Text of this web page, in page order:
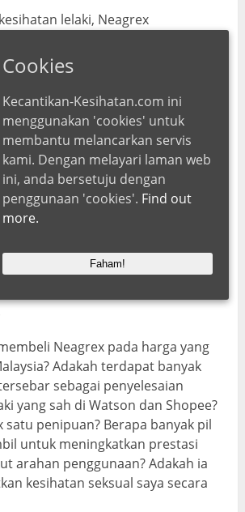
lelaki, Neagrex
testosteron pada lelaki
meningkatkan kesihatan
sebabnya mengapa mereka
pengambilan pil Neagrex
mereka. Pada pendapat mereka,
dalam memberikan ereksi yang
Terdapat data yang mencukupi
bahawa Neagrex adalah salah
peningkatan lelaki yang paling
Malaysia. Preskripsi doktor tidak
Neagrex ialah suplemen
benar selamat untuk
dan tidak menyebabkan kesan
yang tidak
Neagrex pada harga yang
Adakah terdapat banyak
sebagai penyelesaian
yang sah di Watson dan Shopee?
satu penipuan? Berapa banyak pil
untuk meningkatkan prestasi
arahan penggunaan? Adakah ia
kesihatan seksual saya secara
Cookies
Kecantikan-Kesihatan.com ini
menggunakan 'cookies' untuk
membantu melancarkan servis
kami. Dengan melayari laman web
ini, anda bersetuju dengan
penggunaan 'cookies'. Find out
more.
Faham!